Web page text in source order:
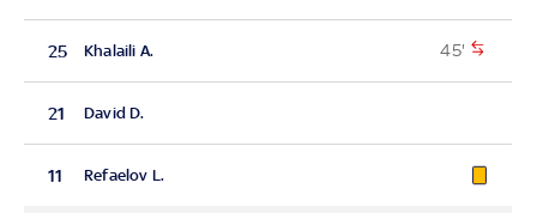
25 Khalaili A. 45'
21 David D.
11 Refaelov L.